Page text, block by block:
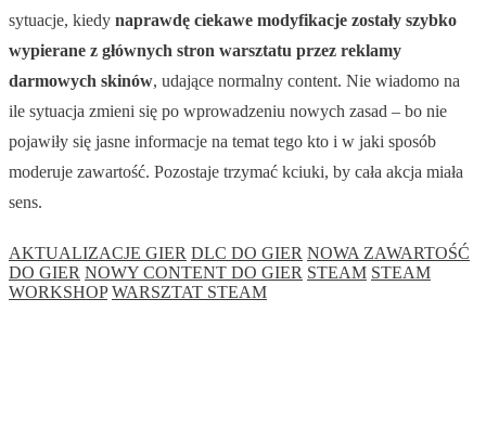
sytuacje, kiedy naprawdę ciekawe modyfikacje zostały szybko
wypierane z głównych stron warsztatu przez reklamy
darmowych skinów, udające normalny content. Nie wiadomo na
ile sytuacja zmieni się po wprowadzeniu nowych zasad – bo nie
pojawiły się jasne informacje na temat tego kto i w jaki sposób
moderuje zawartość. Pozostaje trzymać kciuki, by cała akcja miała
sens.
AKTUALIZACJE GIER DLC DO GIER NOWA ZAWARTOŚĆ
DO GIER NOWY CONTENT DO GIER STEAM STEAM
WORKSHOP WARSZTAT STEAM